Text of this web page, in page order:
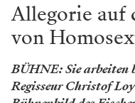
Allegorie auf
von
BÜHNE: Sie
Regisseur Christof